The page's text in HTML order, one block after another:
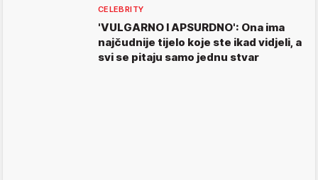
CELEBRITY
'VULGARNO I APSURDNO': Ona ima
najčudnije tijelo koje ste ikad vidjeli, a
svi se pitaju samo jednu stvar